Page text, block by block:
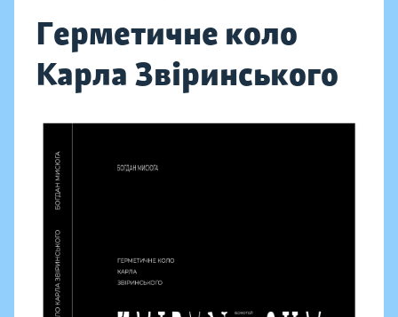
Герметичне коло
Карла Звіринського